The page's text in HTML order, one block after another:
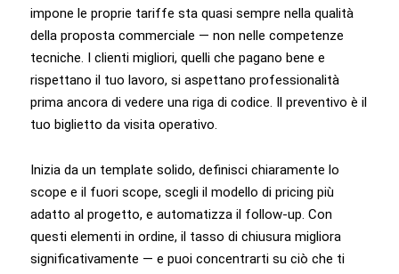
impone le proprie tariffe sta quasi sempre nella qualità
della proposta commerciale — non nelle competenze
tecniche. I clienti migliori, quelli che pagano bene e
rispettano il tuo lavoro, si aspettano professionalità
prima ancora di vedere una riga di codice. Il preventivo è il
tuo biglietto da visita operativo.
Inizia da un template solido, definisci chiaramente lo
scope e il fuori scope, scegli il modello di pricing più
adatto al progetto, e automatizza il follow-up. Con
questi elementi in ordine, il tasso di chiusura migliora
significativamente — e puoi concentrarti su ciò che ti